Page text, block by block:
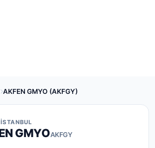
AKFEN GMYO (AKFGY)
GMYOAKFGY